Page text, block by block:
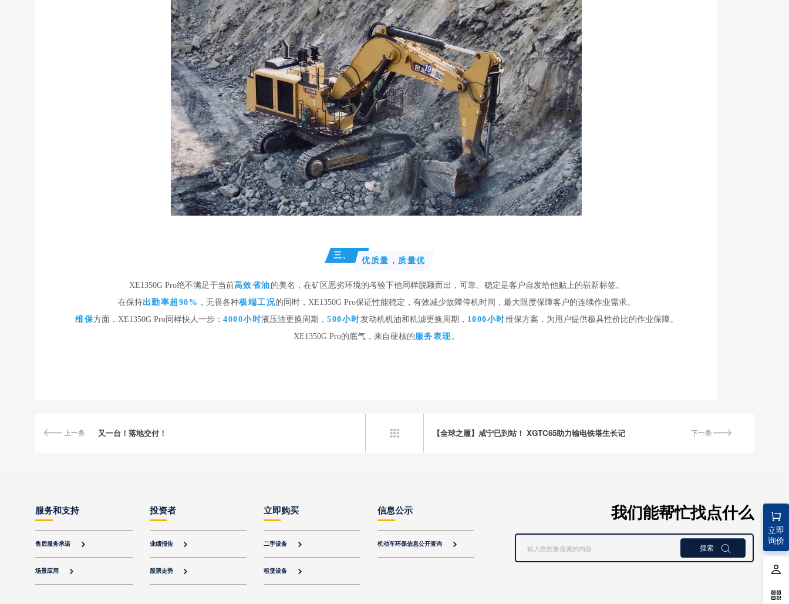
三、
优质量，质量优
XE1350G Pro绝不满足于当前高效省油 的美名，在矿区恶劣环境的考验下他同样脱颖而出，可靠、稳定是客户自发给他贴上的崭新标签。
在保持出勤率超90% ，无畏各种极端工况的同时 ，XE1350G Pro保证性能稳定，有效减少故障停机时间，最大限度保障客户的连续作业需求。
维保方面，XE1350G Pro同样快人一步：4000小时液压油更换周期，500小时 发动机机油和机滤更换周期， 1000小时维保方案，为用户提供极具性价比的作业保障。
XE1350G Pro的底气，来自硬核的服务表现 。
上一条 又一台！落地交付！ 下一条
【全球之履】咸宁已到站！ XGTC65助力输电铁塔生长记

立即
询价
服务和支持
售后服务承诺 
场景应用 
投资者
业绩报告 
股票走势 
立即购买
二手设备 
租赁设备 
信息公示
机动车环保信息公开查询 
我们能帮忙找点什么
搜索 